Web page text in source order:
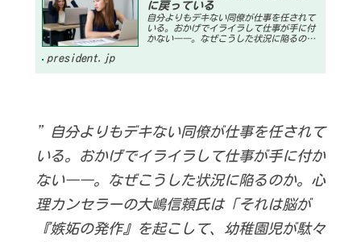
に戻っている
自分よりもデキない同僚が仕事を任されて
いる。おかげでイライラして仕事が手に付
かない――。なぜこうした状況に陥るの
president.jp
”自分よりもデキない同僚が仕事を任されて
いる。
おかげでイライラして仕事が手に付か
ない――。
なぜこうした状況に陥るのか。心
理カンセラーの大嶋信頼氏は「 それは脳が
『嫉妬の発作』を起こして、
幼稚園児が駄々